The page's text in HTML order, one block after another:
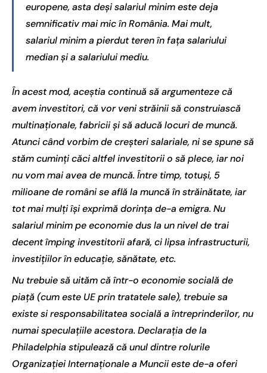
europene, asta deși salariul minim este deja
semnificativ mai mic în România. Mai mult,
salariul minim a pierdut teren în fața salariului
median și a salariului mediu.
În acest mod, aceștia continuă să argumenteze că
avem investitori, că vor veni străinii să construiască
multinaționale, fabricii și să aducă locuri de muncă.
Atunci când vorbim de creșteri salariale, ni se spune să
stăm cuminți căci altfel investitorii o să plece, iar noi
nu vom mai avea de muncă. Între timp, totuși, 5
milioane de români se află la muncă în străinătate, iar
tot mai mulți își exprimă dorința de-a emigra. Nu
salariul minim pe economie dus la un nivel de trai
decent împing investitorii afară, ci lipsa infrastructurii,
investițiilor în educație, sănătate, etc.
Nu trebuie să uităm că într-o economie socială de
piață (cum este UE prin tratatele sale), trebuie sa
existe si responsabilitatea socială a întreprinderilor, nu
numai speculațiile acestora. Declarația de la
Philadelphia stipulează că unul dintre rolurile
Organizației Internaționale a Muncii este de-a oferi